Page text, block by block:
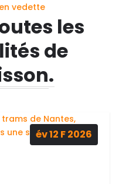
vedette
les
de
év 12 F2026